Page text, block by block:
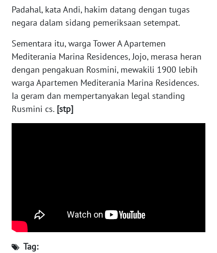
Padahal, kata Andi, hakim datang dengan tugas
negara dalam sidang pemeriksaan setempat.
Sementara itu, warga Tower A Apartemen
Mediterania Marina Residences, Jojo, merasa heran
dengan pengakuan Rosmini, mewakili 1900 lebih
warga Apartemen Mediterania Marina Residences.
Ia geram dan mempertanyakan legal standing
Rusmini cs. [stp]
Tag:
KARAWANG
BEKASI
WN
BOGOR
WN
DEPOK
WN
PADANG